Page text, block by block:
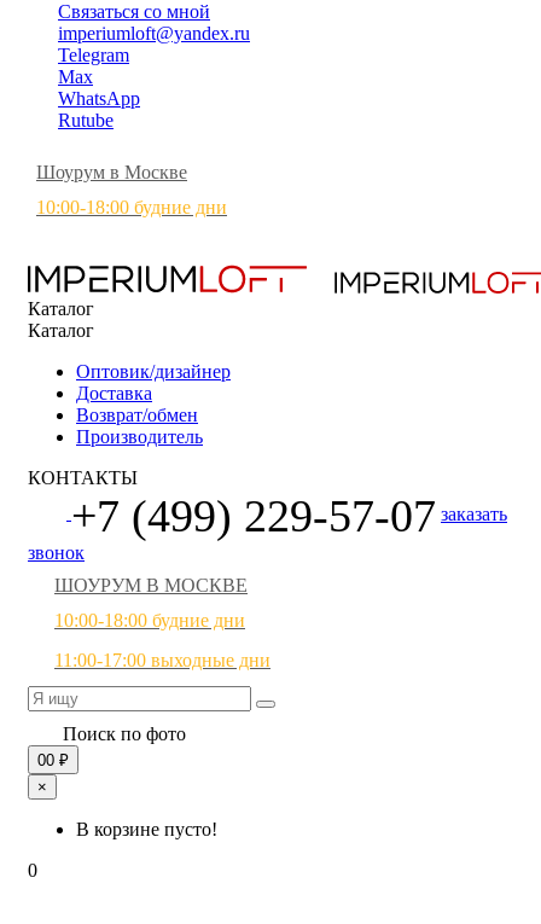
Связаться со мной
imperiumloft@yandex.ru
Telegram
Max
WhatsApp
Rutube
Шоурум в Москве
10:00-18:00 будние дни
Каталог
Каталог
Оптовик/дизайнер
Доставка
Возврат/обмен
Производитель
КОНТАКТЫ
+7 (499) 229-57-07 заказать
звонок
ШОУРУМ В МОСКВЕ
10:00-18:00 будние дни
11:00-17:00 выходные дни
Поиск по фото
00 ₽
×
В корзине пусто!
0